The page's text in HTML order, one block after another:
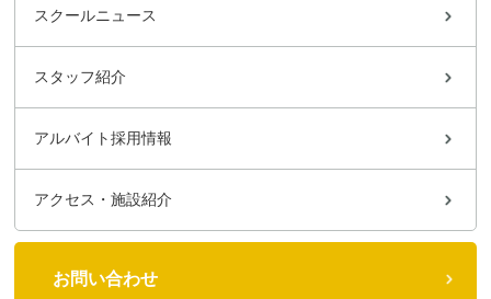
スクールニュース
スタッフ紹介
アルバイト採用情報
アクセス・施設紹介
お問い合わせ